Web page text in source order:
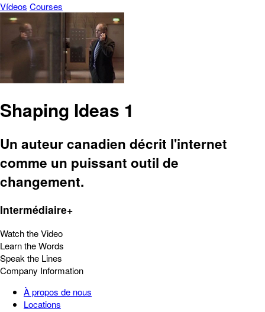
Vídeos Courses
Shaping Ideas 1
Un auteur canadien décrit l'internet
comme un puissant outil de
changement.
Intermédiaire+
Watch the Video
Learn the Words
Speak the Lines
Company Information
À propos de nous
Locations